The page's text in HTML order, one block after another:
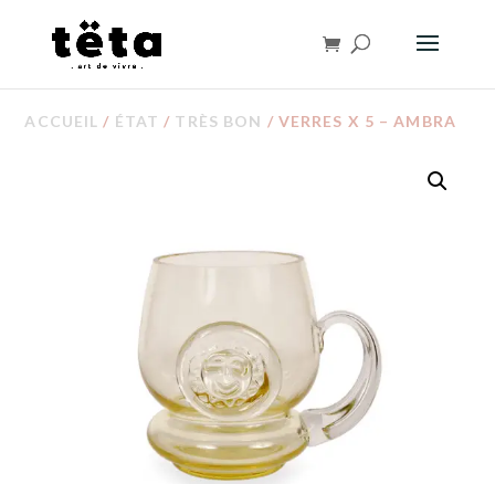
ACCUEIL / ÉTAT / TRÈS BON / VERRES X 5 – AMBRA